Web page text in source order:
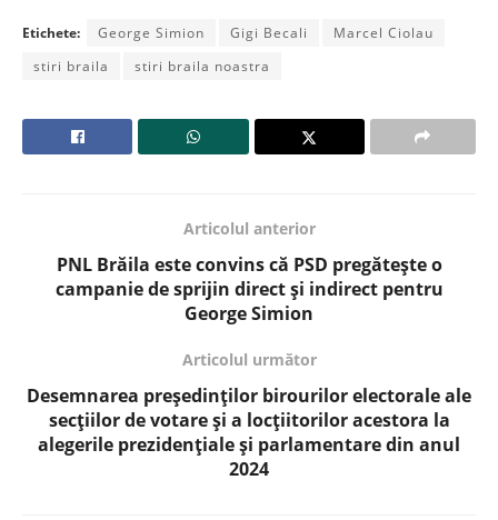
Etichete: George Simion Gigi Becali
Marcel Ciolau
stiri braila
stiri braila noastra
Articolul anterior
PNL Brăila este convins că PSD pregătește o
campanie de sprijin direct și indirect pentru
George Simion
Articolul următor
Desemnarea președinților birourilor electorale ale
secțiilor de votare și a locțiitorilor acestora la
alegerile prezidențiale și parlamentare din anul
2024